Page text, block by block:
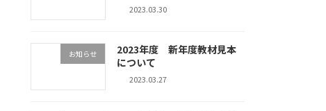
2023.03.30
お知らせ
2023年度 新年度教材見本
について
2023.03.27